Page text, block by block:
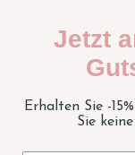
Jetzt
Erhalten Sie -
Sie